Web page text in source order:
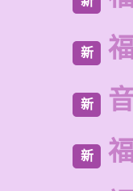
新
新
新